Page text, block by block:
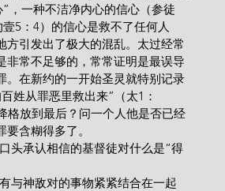
，一种不洁净内心的信心（参徒
5：4）的信心是救不了任何人
引发出了极大的混乱。太过经常
非常不足够的，常常证明是最误导
。在新约的一开始圣灵就特别记录
姓从罪恶里救出来”（太1：
格放到最后？问一个人他是否已经
含糊得多了。
头承认相信的基督徒对什么是“得
与神敌对的事物紧紧结合在一起